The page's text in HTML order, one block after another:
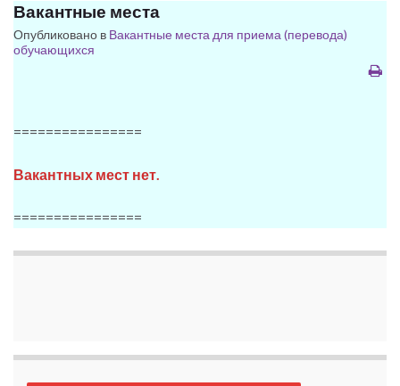
Вакантные места
Опубликовано в Вакантные места для приема (перевода)
обучающихся
================
Вакантных мест нет.
================